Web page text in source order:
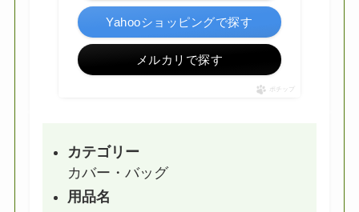
Yahooショッピングで探す
メルカリで探す
ポチップ
カテゴリー
カバー・バッグ
用品名